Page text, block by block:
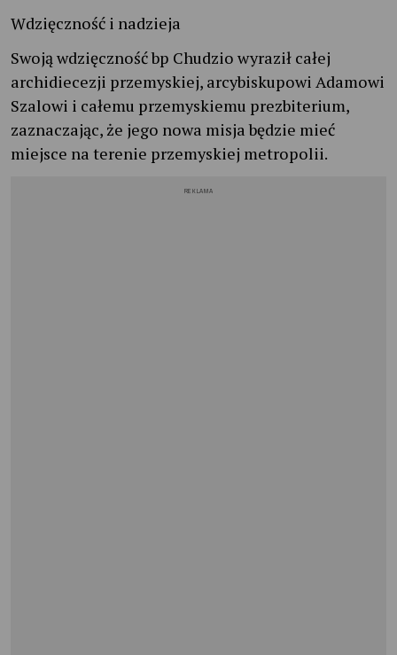
Wdzięczność i nadzieja
Swoją wdzięczność bp Chudzio wyraził całej
archidiecezji przemyskiej, arcybiskupowi Adamowi
Szalowi i całemu przemyskiemu prezbiterium,
zaznaczając, że jego nowa misja będzie mieć
miejsce na terenie przemyskiej metropolii.
REKLAMA